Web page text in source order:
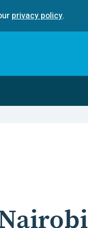
privacy policy.